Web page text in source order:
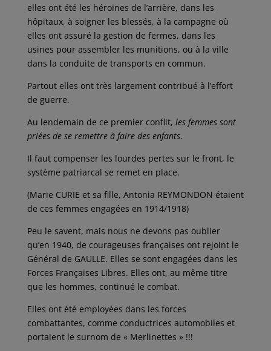
elles ont été les héroïnes de l’arrière, dans les
hôpitaux, à soigner les blessés, à la campagne où
elles ont assuré la gestion de fermes, dans les
usines pour assembler les munitions, ou à la ville
dans la conduite de transports en commun.
Partout elles ont très largement contribué à l’effort
de guerre.
Au lendemain de ce premier conflit, les femmes sont
priées de se remettre à faire des enfants.
Il faut compenser les lourdes pertes sur le front, le
système patriarcal se remet en place.
(Marie CURIE et sa fille, Antonia REYMONDON étaient
de ces femmes engagées en 1914/1918)
Peu le savent, mais nous ne devons pas oublier
qu’en 1940, de courageuses françaises ont rejoint le
Général de GAULLE. Elles se sont engagées dans les
Forces Françaises Libres. Elles ont, au même titre
que les hommes, continué le combat.
Elles ont été employées dans les forces
combattantes, comme conductrices automobiles et
portaient le surnom de « Merlinettes » !!!